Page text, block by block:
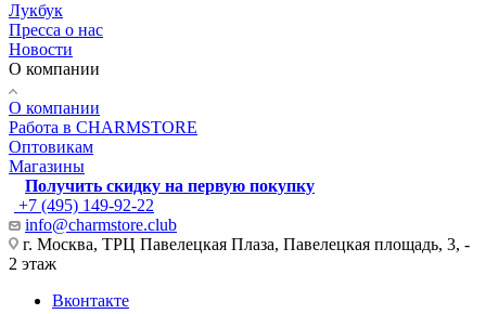
Лукбук
Пресса о нас
Новости
О компании
О компании
Работа в CHARMSTORE
Оптовикам
Магазины
Получить скидку на первую покупку
+7 (495) 149-92-22
info@charmstore.club
г. Москва, ТРЦ Павелецкая Плаза, Павелецкая площадь, 3, -
2 этаж
Вконтакте